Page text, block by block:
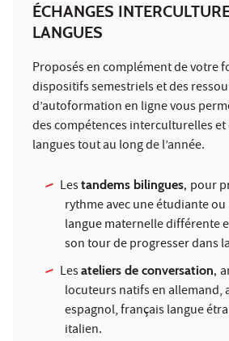
ÉCHANGES
LANGUES
Proposés en complément de votre
dispositifs semestriels et des
d’autoformation en ligne vous
des compétences interculturelles
langues tout au long de l’année.
Lestandems bilingues, pour
rythme avec une étudiante
langue maternelle différente
son tour de progresser dans
Lesateliers de conversation,
locuteurs natifs en allemand,
espagnol, français langue
italien.